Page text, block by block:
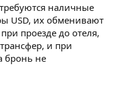
наличные
USD, их обменивают
проезде до отеля,
и при
бронь не